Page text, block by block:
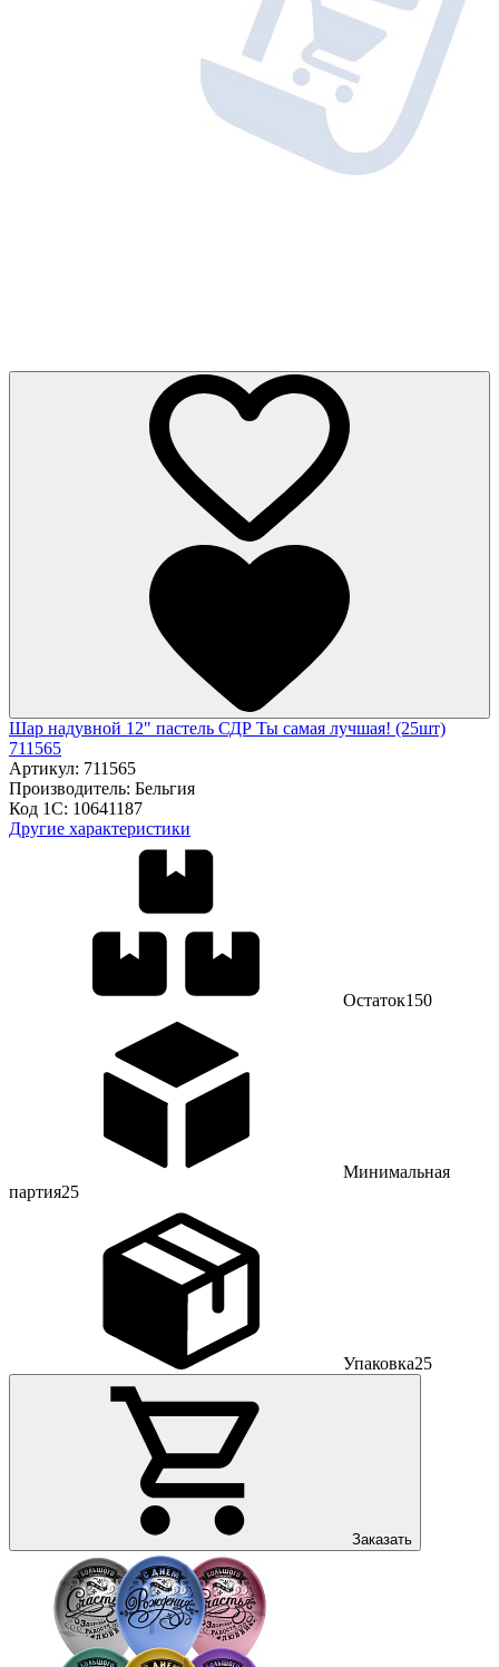
Шар надувной 12" пастель СДР Ты самая лучшая! (25шт)
711565
Артикул: 711565
Производитель: Бельгия
Код 1С: 10641187
Другие характеристики
Остаток150
Минимальная
партия25
Упаковка25
Заказать